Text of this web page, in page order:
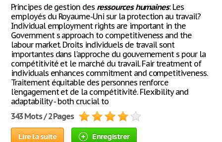
Principes de gestion des ressources humaines: Les
employés du Royaume-Uni sur la protection au travail?
Individual employment rights are important in the
Government s approach to competitiveness and the
labour market. Droits individuels de travail sont
importantes dans l'approche du gouvernement s pour la
compétitivité et le marché du travail. Fair treatment of
individuals enhances commitment and competitiveness.
Traitement équitable des personnes renforce
l'engagement et de la compétitivité. Flexibility and
adaptability - both crucial to
343 Mots / 2 Pages
Lire la suite Enregistrer